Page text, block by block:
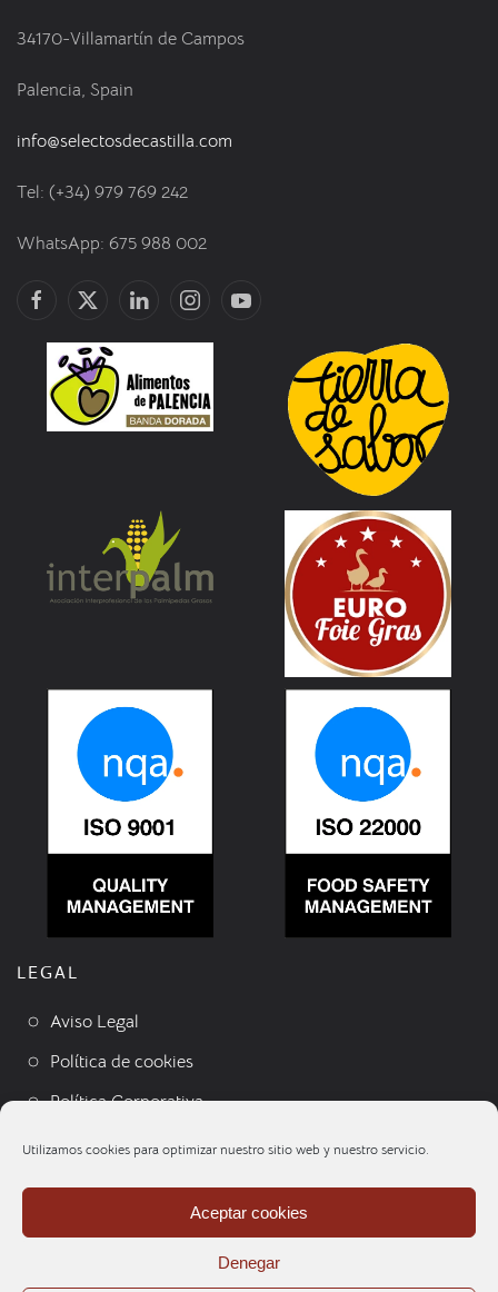
Utilizamos cookies para optimizar nuestro sitio web y nuestro servicio.
Aceptar cookies
Denegar
34170-Villamartín de Campos
Palencia, Spain
info@selectosdecastilla.com
Tel: (+34) 979 769 242
WhatsApp: 675 988 002
LEGAL
Aviso Legal
Política de cookies
Política Corporativa
Condiciones de venta
Contacto